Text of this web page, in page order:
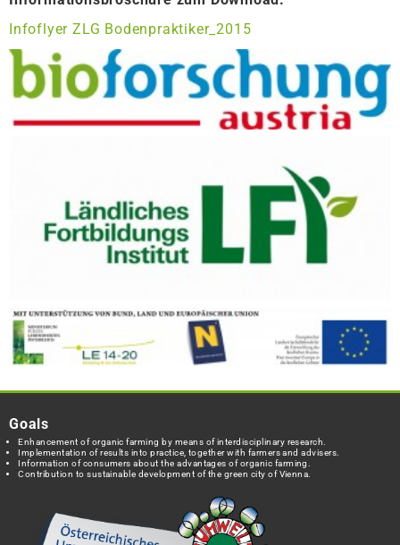
Infoflyer ZLG Bodenpraktiker_2015
Goals
Enhancement of organic farming by means of interdisciplinary research.
Implementation of results into practice, together with farmers and advisers.
Information of consumers about the advantages of organic farming.
Contribution to sustainable development of the green city of Vienna.